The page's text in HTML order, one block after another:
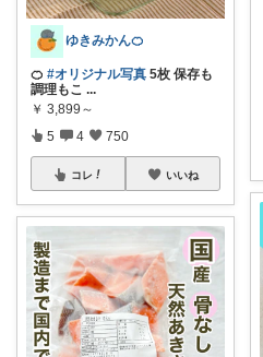
ゆきみかん🍊
🍊 #オリジナル写真 5枚 保存も
調理もこ ...
￥ 3,899～
5 4 750
コレ いいね